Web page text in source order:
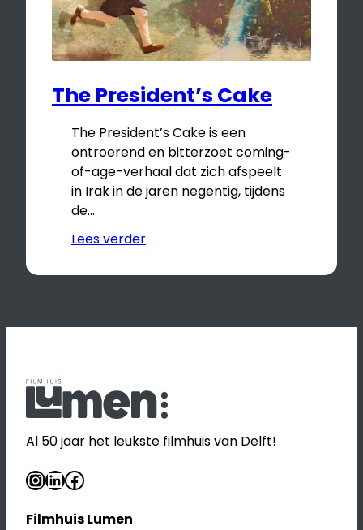
The President’s Cake
The President’s Cake is een
ontroerend en bitterzoet coming-
of-age-verhaal dat zich afspeelt
in Irak in de jaren negentig, tijdens
de…
Lees verder
Al 50 jaar het leukste filmhuis van Delft!
InstagramLinkedIn Facebook
Filmhuis Lumen